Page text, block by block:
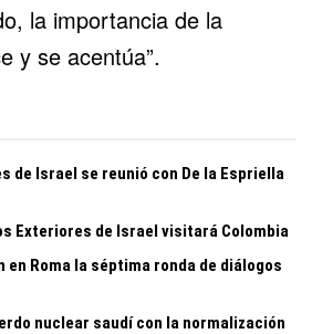
la importancia de la
y se acentúa”.
de Israel se reunió con De la Espriella
Exteriores de Israel visitará Colombia
en Roma la séptima ronda de diálogos
nuclear saudí con la normalización